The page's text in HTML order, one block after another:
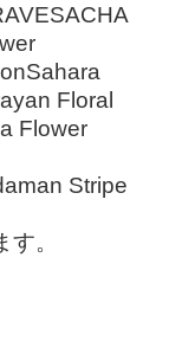
Floral
Flower
Stripe
。